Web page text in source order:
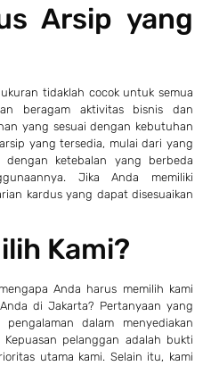
Arsip yang
tidaklah cocok untuk semua
beragam aktivitas bisnis dan
yang sesuai dengan kebutuhan
yang tersedia, mulai dari yang
ketebalan yang berbeda
Jika Anda memiliki
kardus yang dapat disesuaikan
Kami?
Anda harus memilih kami
di Jakarta? Pertanyaan yang
dalam menyediakan
pelanggan adalah bukti
utama kami. Selain itu, kami